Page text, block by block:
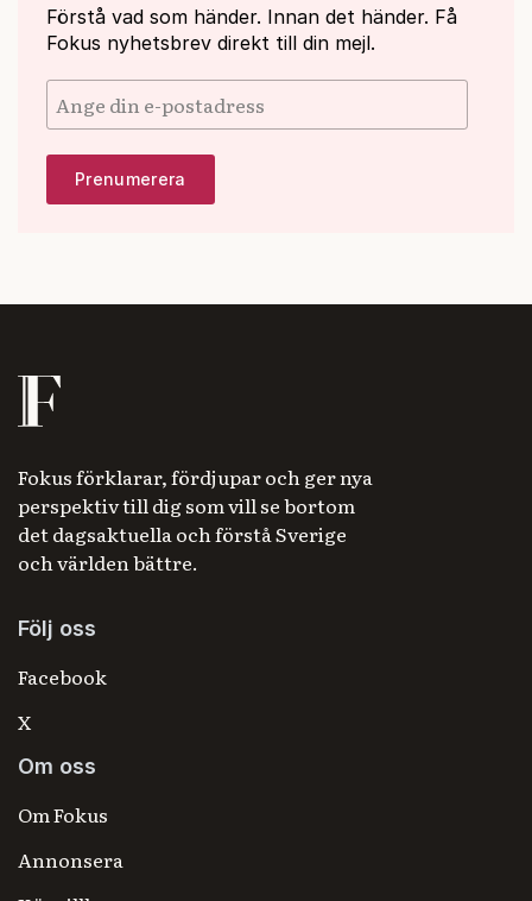
Förstå vad som händer. Innan det händer. Få
Fokus nyhetsbrev direkt till din mejl.
Fokus förklarar, fördjupar och ger nya
perspektiv till dig som vill se bortom
det dagsaktuella och förstå Sverige
och världen bättre.
Följ oss
Facebook
X
Om oss
Om Fokus
Annonsera